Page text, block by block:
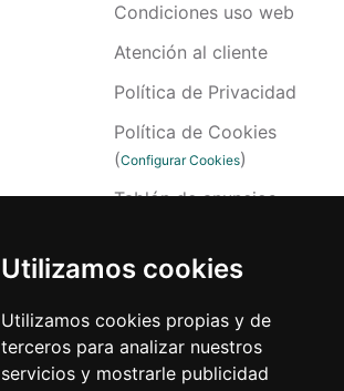
Utilizamos cookies
Utilizamos cookies propias y de
terceros para analizar nuestros
servicios y mostrarle publicidad
Condiciones uso web
Atención al cliente
Política de Privacidad
Política de Cookies
(Configurar Cookies)
Tablón de anuncios
Reclamaciones
Canal Interno
Canal Externo